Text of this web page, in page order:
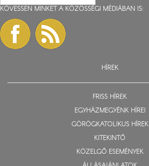
KÖVESSEN MINKET A KÖZÖSSÉGI MÉDIÁBAN IS:
HÍREK
FRISS HÍREK
EGYHÁZMEGYÉNK HÍREI
GÖRÖGKATOLIKUS HÍREK
KITEKINTŐ
KÖZELGŐ ESEMÉNYEK